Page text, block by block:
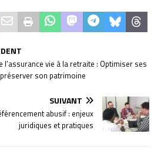
l’assurance vie à la retraite : Optimiser ses
son patrimoine
SUIVANT
abusif : enjeux
juridiques et pratiques